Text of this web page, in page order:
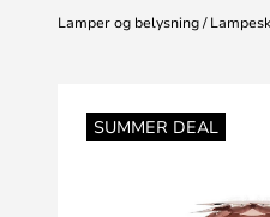
Lamper og belysning
SUMMER DEAL